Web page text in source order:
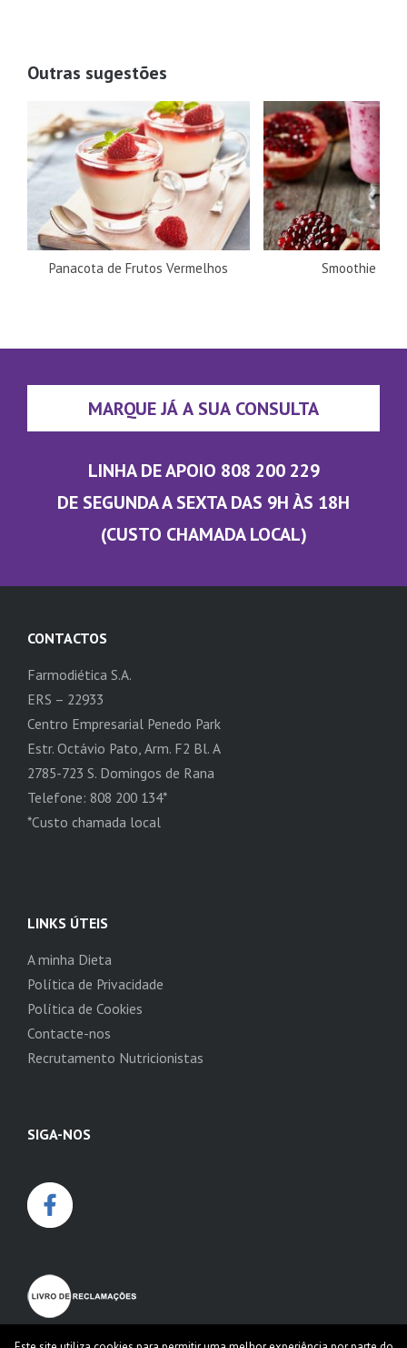
Outras sugestões
Panacota de Frutos Vermelhos Smoothie de
MARQUE JÁ A SUA CONSULTA
LINHA DE APOIO 808 200 229
DE SEGUNDA A SEXTA DAS 9H ÀS 18H
(CUSTO CHAMADA LOCAL)
CONTACTOS
Farmodiética S.A.
ERS – 22933
Centro Empresarial Penedo Park
Estr. Octávio Pato, Arm. F2 Bl. A
2785-723 S. Domingos de Rana
Telefone: 808 200 134*
*Custo chamada local
LINKS ÚTEIS
A minha Dieta
Política de Privacidade
Política de Cookies
Contacte-nos
Recrutamento Nutricionistas
SIGA-NOS